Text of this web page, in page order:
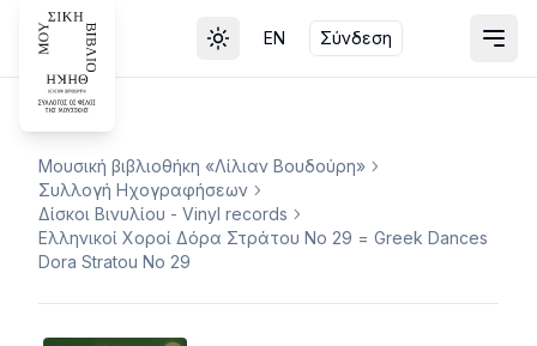
Toggle theme
EN Σύνδεση
Μουσική βιβλιοθήκη «Λίλιαν Βουδούρη»
Συλλογή Ηχογραφήσεων
Δίσκοι Βινυλίου - Vinyl records
Ελληνικοί Χοροί Δόρα Στράτου Νο 29 = Greek Dances
Dora Stratou Νο 29